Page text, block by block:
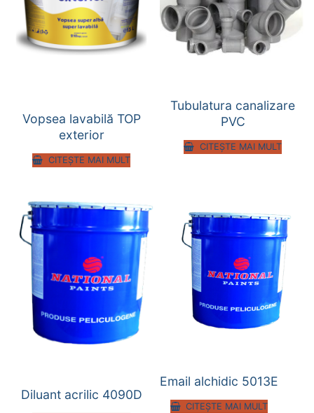
Vopsea lavabilă TOP
exterior
CITEȘTE MAI MULT
Tubulatura canalizare
PVC
CITEȘTE MAI MULT
Diluant acrilic 4090D
Email alchidic 5013E
CITEȘTE MAI MULT